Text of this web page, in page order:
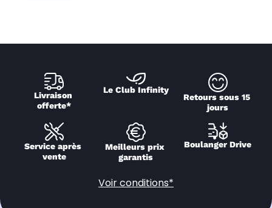
Livraison
offerte*
Le Club Infinity
Retours sous 15
jours
Service après
vente
Meilleurs prix
garantis
Boulanger Drive
Voir conditions*